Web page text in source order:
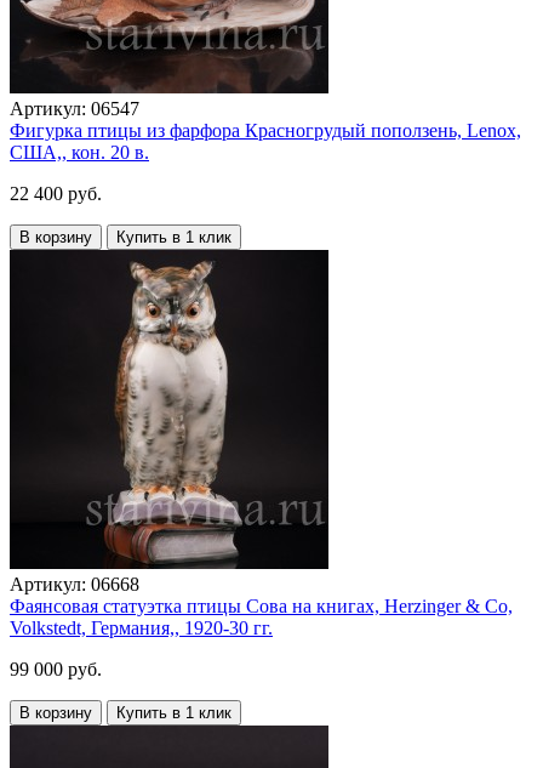
Артикул: 06547
Фигурка птицы из фарфора Красногрудый поползень, Lenox,
США,, кон. 20 в.
22 400 руб.
В корзину Купить в 1 клик
Артикул: 06668
Фаянсовая статуэтка птицы Сова на книгах, Herzinger & Co,
Volkstedt, Германия,, 1920-30 гг.
99 000 руб.
В корзину Купить в 1 клик